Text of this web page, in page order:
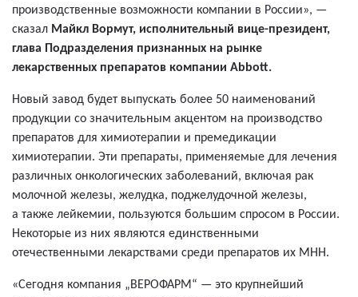
производственные возможности компании в России», —
сказал Майкл Вормут, исполнительный вице-президент,
глава Подразделения признанных на рынке
лекарственных препаратов компании Abbott.
Новый завод будет выпускать более 50 наименований
продукции со значительным акцентом на производство
препаратов для химиотерапии и премедикации
химиотерапии. Эти препараты, применяемые для лечения
различных онкологических заболеваний, включая рак
молочной железы, желудка, поджелудочной железы,
а также лейкемии, пользуются большим спросом в России.
Некоторые из них являются единственными
отечественными лекарствами среди препаратов их МНН.
«Сегодня компания „ВЕРОФАРМ“ — это крупнейший